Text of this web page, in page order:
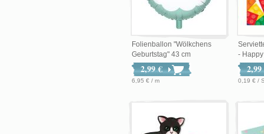
Folienballon "Wölkchens
Geburtstag" 43 cm
2,99 €
6,95 € / m
-
0,19 € /